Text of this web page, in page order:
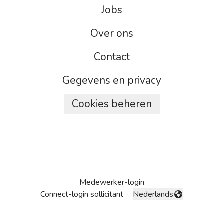
Jobs
Over ons
Contact
Gegevens en privacy
Cookies beheren
Medewerker-login
Connect-login sollicitant · Taal wijzigen
Nederlands